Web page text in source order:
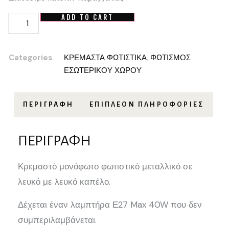
ADD TO CART
Categories ΚΡΕΜΑΣΤΑ ΦΩΤΙΣΤΙΚΑ, ΦΩΤΙΣΜΟΣ
ΕΣΩΤΕΡΙΚΟΥ ΧΩΡΟΥ
ΠΕΡΙΓΡΑΦΉ ΕΠΙΠΛΈΟΝ ΠΛΗΡΟΦΟΡΊΕΣ
ΠΕΡΙΓΡΑΦΉ
Κρεμαστό μονόφωτο φωτιστικό μεταλλικό σε
λευκό με λευκό καπέλο.
Δέχεται έναν λαμπτήρα Ε27 Max 40W που δεν
συμπεριλαμβάνεται.